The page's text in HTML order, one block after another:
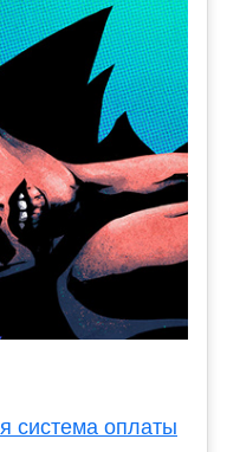
система оплаты